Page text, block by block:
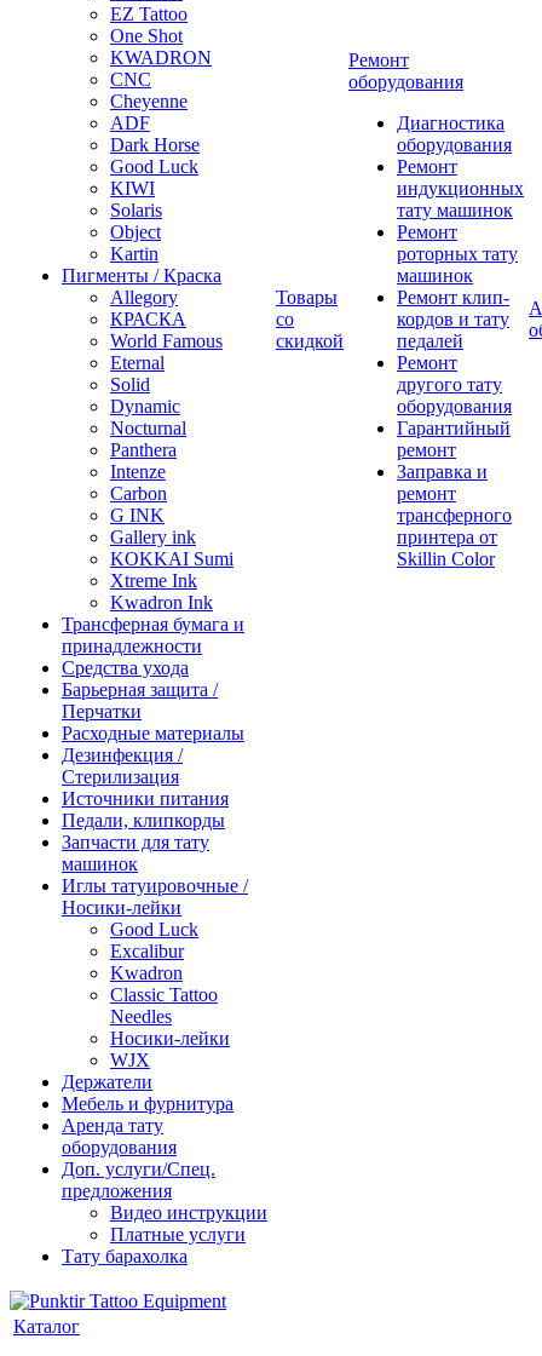
EZ Tattoo
One Shot
KWADRON
CNC
Cheyenne
ADF
Dark Horse
Good Luck
KIWI
Solaris
Object
Kartin
Пигменты / Краска
Allegory
КРАСКА
World Famous
Eternal
Solid
Dynamic
Nocturnal
Panthera
Intenze
Carbon
G INK
Gallery ink
KOKKAI Sumi
Xtreme Ink
Kwadron Ink
Трансферная бумага и
принадлежности
Средства ухода
Барьерная защита /
Перчатки
Расходные материалы
Дезинфекция /
Стерилизация
Источники питания
Педали, клипкорды
Запчасти для тату
машинок
Иглы татуировочные /
Носики-лейки
Good Luck
Excalibur
Kwadron
Classic Tattoo
Needles
Носики-лейки
WJX
Держатели
Мебель и фурнитура
Аренда тату
оборудования
Доп. услуги/Спец.
предложения
Видео инструкции
Платные услуги
Тату барахолка
Товары
со
скидкой
Ремонт
оборудования
Диагностика
оборудования
Ремонт
индукционных
тату машинок
Ремонт
роторных тату
машинок
Ремонт клип-
кордов и тату
педалей
Ремонт
другого тату
оборудования
Гарантийный
ремонт
Заправка и
ремонт
трансферного
принтера от
Skillin Color
Каталог